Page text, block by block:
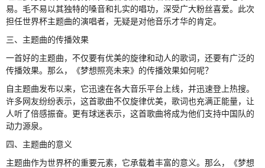
易。毛不易以其独特的嗓音和扎实的唱功，深受广大粉丝喜爱。此次
担任世界杯主题曲的演唱者，无疑是对他音乐才华的肯定。
三、主题曲的传播效果
一首好的主题曲，不仅要有优美的旋律和动人的歌词，还要有广泛的
传播效果。那么，《梦想照亮未来》的传播效果如何呢？
自主题曲发布以来，它迅速在各大音乐平台上线，并迅速登上热搜。
许多网友纷纷表示，这首歌曲不仅旋律优美，歌词也充满正能量，让
人听了倍感振奋。更有球迷表示，这首歌曲将成为他们支持中国队的
动力源泉。
四、主题曲的意义
主题曲作为世界杯的重要元素，它承载着丰富的意义。那么，《梦想